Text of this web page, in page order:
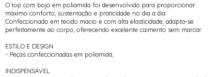
O top com bojo em poliamida foi desenvolvido para proporcionar
máximo conforto, sustentação e praticidade no dia a dia.
Confeccionado em tecido macio e com alta elasticidade, adapta-se
perfeitamente ao corpo, oferecendo excelente caimento sem marcar.
ESTILO E DESIGN
- Peças confeccionadas em poliamida;
INDISPENSÁVEL